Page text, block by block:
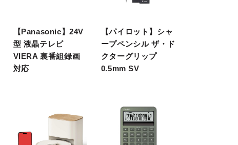
【Panasonic】24V
型 液晶テレビ
VIERA 裏番組録画
対応
【パイロット】シャ
ープペンシル ザ・ド
クターグリップ
0.5mm SV